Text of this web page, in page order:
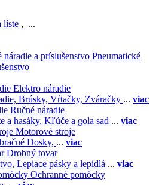
líste , ...
Pneumatické
Elektro náradie
Brúsky, Vŕtačky, Zváračky ... viac
Ručné náradie
a hasáky, Kľúče a gola sad ... viac
Motorové stroje
Dosky, ... viac
Drobný tovar
Lepiace pásky a lepidlá ... viac
Ochranné pomôcky